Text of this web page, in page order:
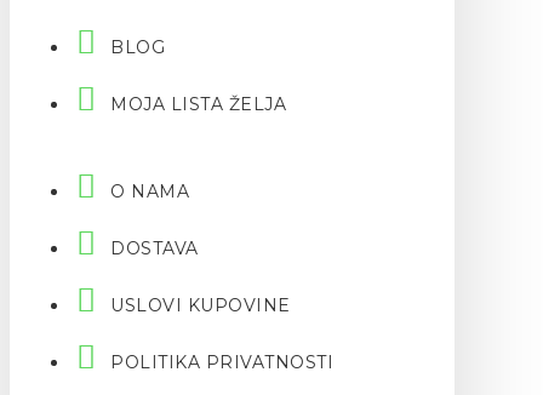
BLOG
MOJA LISTA ŽELJA
O NAMA
DOSTAVA
USLOVI KUPOVINE
POLITIKA PRIVATNOSTI